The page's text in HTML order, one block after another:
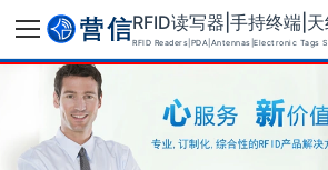
RFID Readers|PDA|Antennas|Electronic Tags